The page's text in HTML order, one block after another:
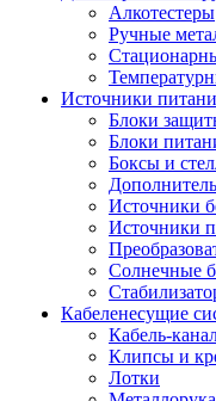
Алкотестеры
Ручные
Источники
Блоки
Блоки
Боксы и
Источники
Источники
Солнечные
Кабеленесущие
Кабель-
Клипсы и
Лотки